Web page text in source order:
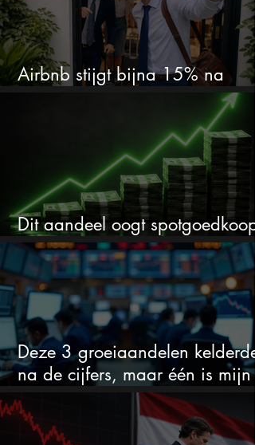
Airbnb stijgt bijna 15% na
cijfers: vooral dit AI-cijfer valt op
Dit aandeel oogt spotgoedkoop
voor hoeveel het kan stijgen
Deze 3 groeiaandelen
na de cijfers, maar één is mijn
duidelijke favoriet